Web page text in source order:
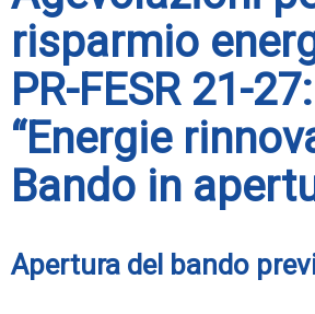
risparmio
PR-FESR 21-27:
“Energie
Bando in
Apertura del bando